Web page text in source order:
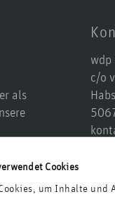
Cookies
um Inhalte und
als
wdp
c/o